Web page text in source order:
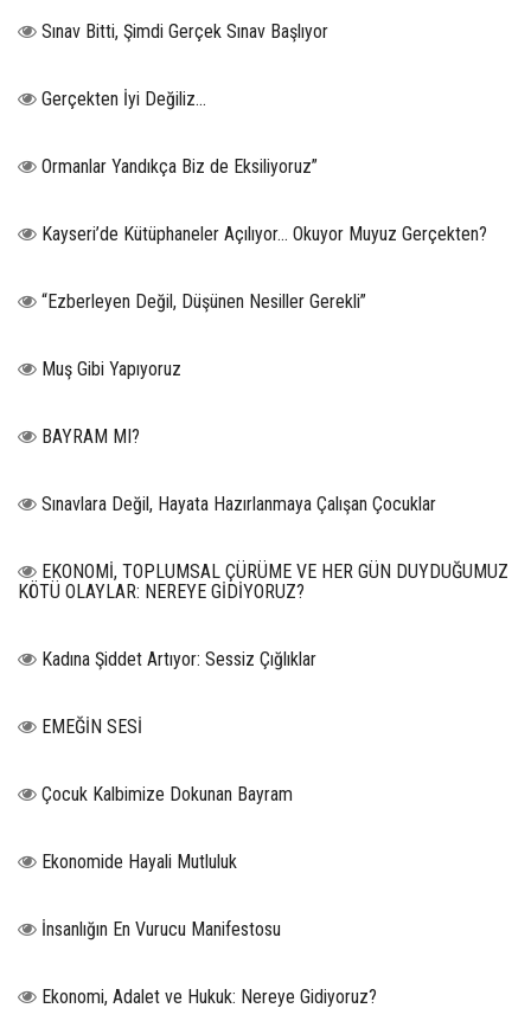
Sınav Bitti, Şimdi Gerçek Sınav Başlıyor
Gerçekten İyi Değiliz...
Ormanlar Yandıkça Biz de Eksiliyoruz”
Kayseri’de Kütüphaneler Açılıyor… Okuyor Muyuz Gerçekten?
“Ezberleyen Değil, Düşünen Nesiller Gerekli”
Muş Gibi Yapıyoruz
BAYRAM MI?
Sınavlara Değil, Hayata Hazırlanmaya Çalışan Çocuklar
EKONOMİ, TOPLUMSAL ÇÜRÜME VE HER GÜN DUYDUĞUMUZ
KÖTÜ OLAYLAR: NEREYE GİDİYORUZ?
Kadına Şiddet Artıyor: Sessiz Çığlıklar
EMEĞİN SESİ
Çocuk Kalbimize Dokunan Bayram
Ekonomide Hayali Mutluluk
İnsanlığın En Vurucu Manifestosu
Ekonomi, Adalet ve Hukuk: Nereye Gidiyoruz?